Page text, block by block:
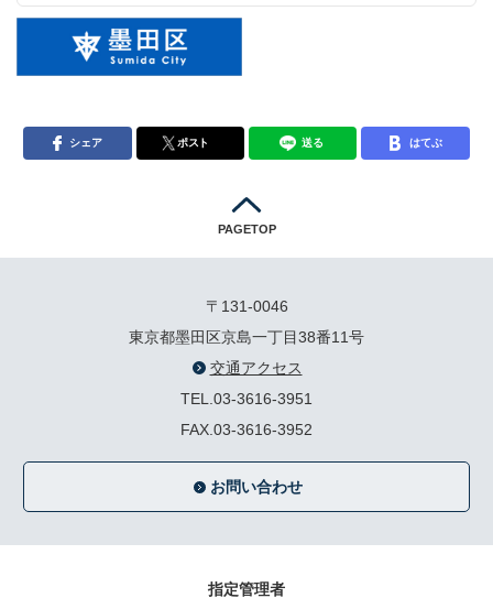
シェア ポスト 送る はてぶ
PAGETOP
〒131-0046
東京都墨田区京島一丁目38番11号
交通アクセス
TEL.03-3616-3951
FAX.03-3616-3952
お問い合わせ
指定管理者